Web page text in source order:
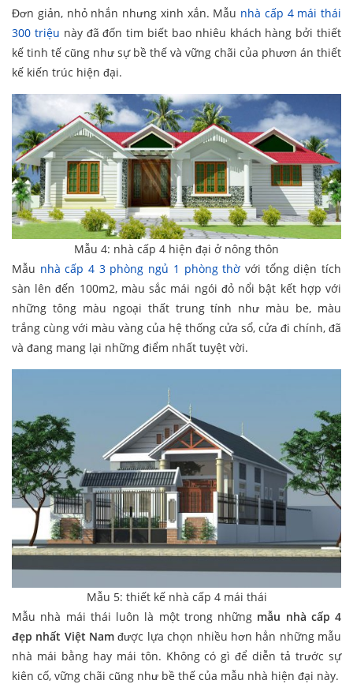
Đơn giản, nhỏ nhắn nhưng xinh xắn. Mẫu nhà cấp 4 mái thái
300 triệu này đã đốn tim biết bao nhiêu khách hàng bởi thiết
kế tinh tế cũng như sự bề thế và vững chãi của phươn án thiết
kế kiến trúc hiện đại.
Mẫu 4: nhà cấp 4 hiện đại ở nông thôn
Mẫu nhà cấp 4 3 phòng ngủ 1 phòng thờ với tổng diện tích
sàn lên đến 100m2, màu sắc mái ngói đỏ nổi bật kết hợp với
những tông màu ngoại thất trung tính như màu be, màu
trắng cùng với màu vàng của hệ thống cửa sổ, cửa đi chính, đã
và đang mang lại những điểm nhất tuyệt vời.
Mẫu 5: thiết kế nhà cấp 4 mái thái
Mẫu nhà mái thái luôn là một trong những mẫu nhà cấp 4
đẹp nhất Việt Nam được lựa chọn nhiều hơn hẳn những mẫu
nhà mái bằng hay mái tôn. Không có gì để diễn tả trước sự
kiên cố, vững chãi cũng như bề thế của mẫu nhà hiện đại này.